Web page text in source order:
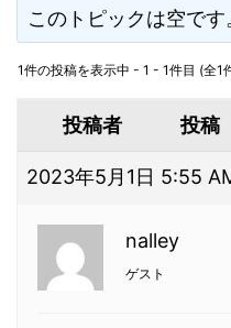
このトピックは空です
1件の投稿を表示中 - 1 - 1件目 (全1
投稿者 投稿
2023年5月1日 5:55
nalley
ゲスト